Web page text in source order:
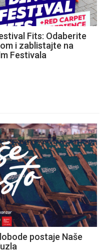
Fits: Odaberite
i zablistajte na
Festivala
postaje Naše